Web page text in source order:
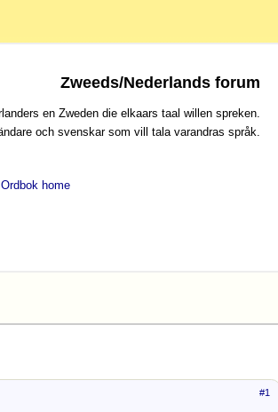
Zweeds/Nederlands forum
en Zweden die elkaars taal willen spreken.
och svenskar som vill tala varandras språk.
Ordbok home
#1